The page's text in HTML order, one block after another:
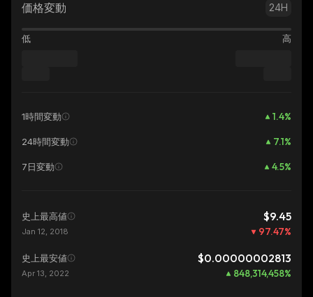
価格変動 24H
低 高
1時間変動 1.4%
24時間変動 7.1%
7日変動 4.5%
史上最高値 $9.45
Jan 12, 2018 97.47%
史上最安値 $0.00000002813
Apr 13, 2022 848,314,458%